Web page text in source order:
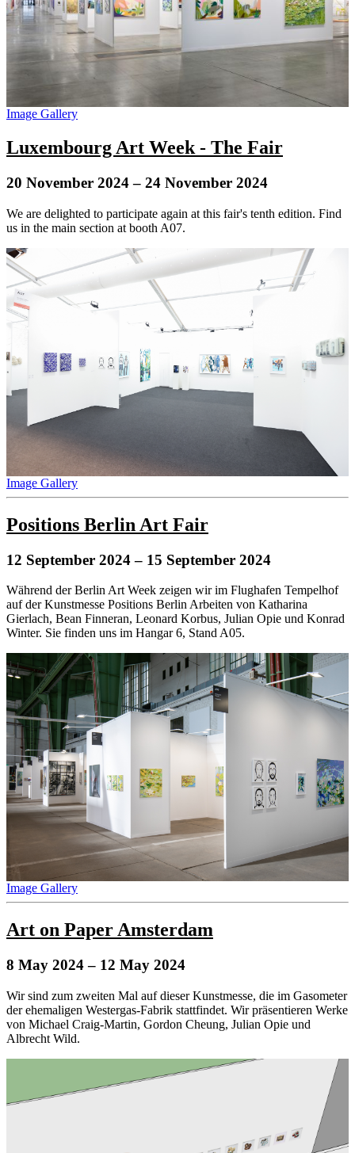
Image Gallery
Luxembourg Art Week - The Fair
20 November 2024– 24 November 2024
We are delighted to participate again at this fair's tenth edition. Find
us in the main section at booth A07.
Image Gallery
Positions Berlin Art Fair
12 September 2024– 15 September 2024
Während der Berlin Art Week zeigen wir im Flughafen Tempelhof
auf der Kunstmesse Positions Berlin Arbeiten von Katharina
Gierlach, Bean Finneran, Leonard Korbus, Julian Opie und Konrad
Winter. Sie finden uns im Hangar 6, Stand A05.
Image Gallery
Art on Paper Amsterdam
8 May 2024– 12 May 2024
Wir sind zum zweiten Mal auf dieser Kunstmesse, die im Gasometer
der ehemaligen Westergas-Fabrik stattfindet. Wir präsentieren Werke
von Michael Craig-Martin, Gordon Cheung, Julian Opie und
Albrecht Wild.